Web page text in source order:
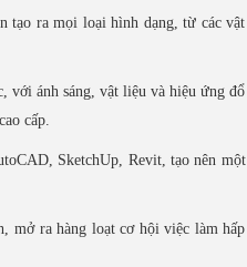
tạo ra mọi loại hình dạng, từ các vật
với ánh sáng, vật liệu và hiệu ứng đổ
cấp.
SketchUp, Revit, tạo nên một
mở ra hàng loạt cơ hội việc làm hấp